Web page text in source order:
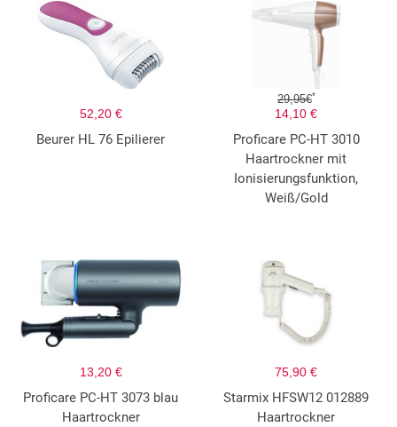
52,20 €
Beurer HL 76 Epilierer
29,95€*
14,10 €
Proficare PC-HT 3010
Haartrockner mit
Ionisierungsfunktion,
Weiß/Gold
13,20 €
Proficare PC-HT 3073 blau
Haartrockner
75,90 €
Starmix HFSW12 012889
Haartrockner